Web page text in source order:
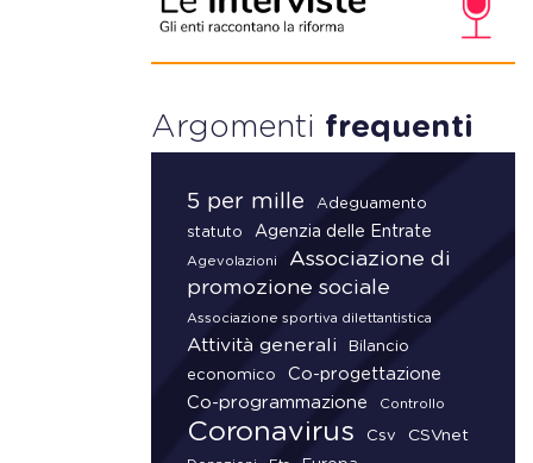
Argomenti frequenti
5 per mille
Adeguamento
statuto
Agenzia delle Entrate
Agevolazioni
Associazione di
promozione sociale
Associazione sportiva dilettantistica
Attività generali
Bilancio
economico
Co-progettazione
Co-programmazione
Controllo
Coronavirus Csv CSVnet